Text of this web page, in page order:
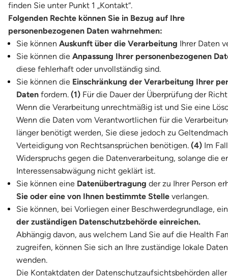
finden Sie unter Punkt 1 „Kontakt“.
Folgenden Rechte können Sie in Bezug auf Ihre
personenbezogenen Daten wahrnehmen:
Sie können Auskunft über die Verarbeitung Ihrer Daten
Sie können die Anpassung Ihrer personenbezogenen
diese fehlerhaft oder unvollständig sind.
Sie können die Einschränkung der Verarbeitung Ihrer
Daten fordern. (1) Für die Dauer der Überprüfung der
Wenn die Verarbeitung unrechtmäßig ist und Sie eine
Wenn die Daten vom Verantwortlichen für die
länger benötigt werden, Sie diese jedoch zu
Verteidigung von Rechtsansprüchen benötigen. (4) Im
Widerspruchs gegen die Datenverarbeitung, solange die
Interessensabwägung nicht geklärt ist.
Sie können eine Datenübertragung der zu Ihrer Person
Sie oder eine von Ihnen bestimmte Stelle verlangen.
Sie können, bei Vorliegen einer Beschwerdegrundlage,
der zuständigen Datenschutzbehörde einreichen.
Abhängig davon, aus welchem Land Sie auf die Health
zugreifen, können Sie sich an Ihre zuständige lokale
wenden.
Die Kontaktdaten der Datenschutzaufsichtsbehörden